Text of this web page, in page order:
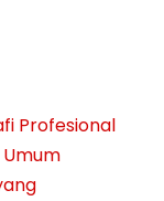
Profesional